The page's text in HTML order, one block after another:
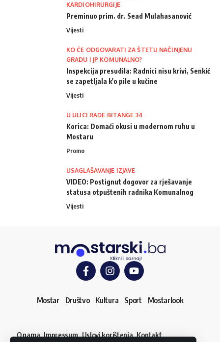
KARDIOHIRURGIJE
Preminuo prim. dr. Sead Mulahasanović
Vijesti
KO ĆE ODGOVARATI ZA ŠTETU NAČINJENU
GRADU I JP KOMUNALNO?
Inspekcija presudila: Radnici nisu krivi, Senkić
se zapetljala k'o pile u kučine
Vijesti
U ULICI RADE BITANGE 34
Korica: Domaći okusi u modernom ruhu u
Mostaru
Promo
USAGLAŠAVANJE IZJAVE
VIDEO: Postignut dogovor za rješavanje
statusa otpuštenih radnika Komunalnog
Vijesti
Mostar Društvo Kultura Sport Mostarlook
O nama Impressum Uslovi korištenja Kontakt